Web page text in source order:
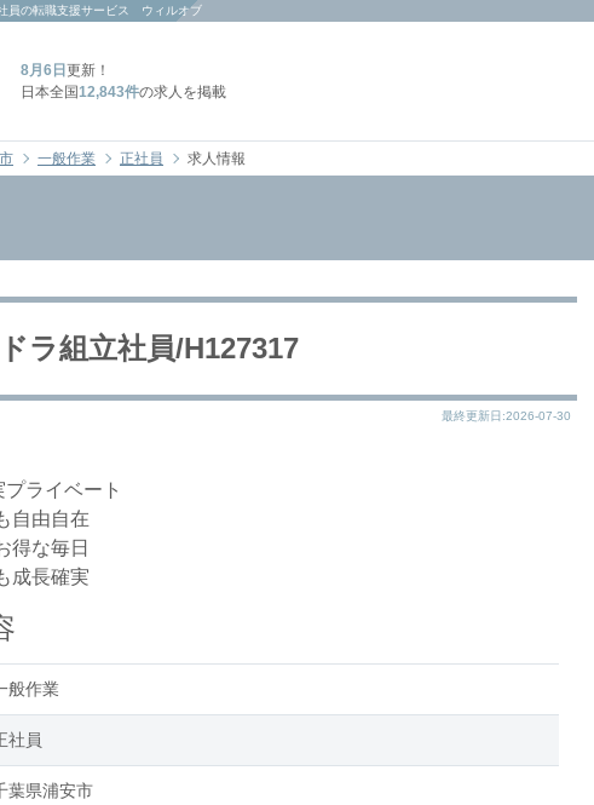
員の転職支援サービス ウィルオブ
8月6日 更新！
日本全国12,843件の求人を掲載
一般作業 正社員 求人情報
ラ組立社員/H127317
最終更新日:2026-07-30
ライベート
自由自在
得な毎日
成長確実
般作業
社員
葉県浦安市